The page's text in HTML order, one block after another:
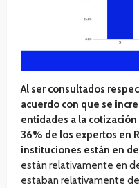
Al ser consultados
acuerdo con que se
entidades a la
36% de los expertos en
instituciones están en
están relativamente en
estaban relativamente